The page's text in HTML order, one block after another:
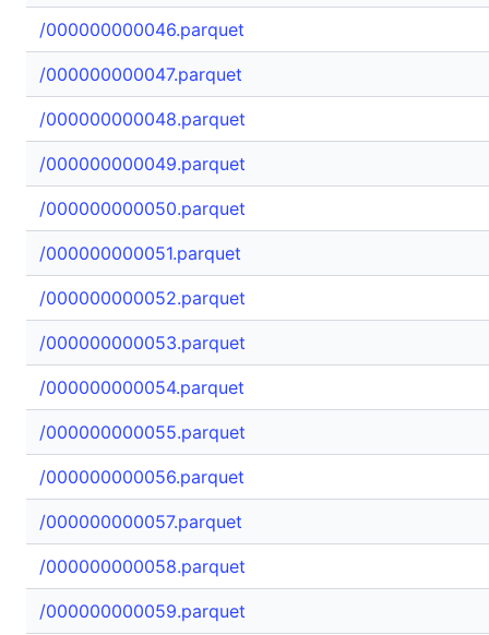
/000000000046.parquet
/000000000047.parquet
/000000000048.parquet
/000000000049.parquet
/000000000050.parquet
/000000000051.parquet
/000000000052.parquet
/000000000053.parquet
/000000000054.parquet
/000000000055.parquet
/000000000056.parquet
/000000000057.parquet
/000000000058.parquet
/000000000059.parquet